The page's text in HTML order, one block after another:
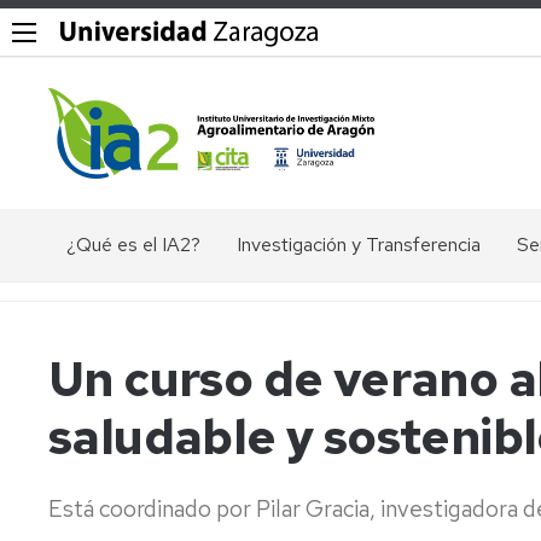
¿Qué es el IA2?
valores
del
Documentos
Investigación y Transferencia
de
investigación
Grupos
Un curso de verano
saludable y
Está coordinado por Pilar Gracia, investigadora